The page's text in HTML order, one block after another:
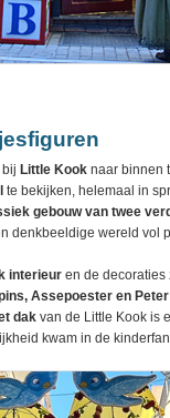
Little Kook naar binnen
te bekijken, helemaal in
gebouw van twee
denkbeeldige wereld vol
interieur en de
Assepoester en Peter
dak van de Little Kook is
kwam in de